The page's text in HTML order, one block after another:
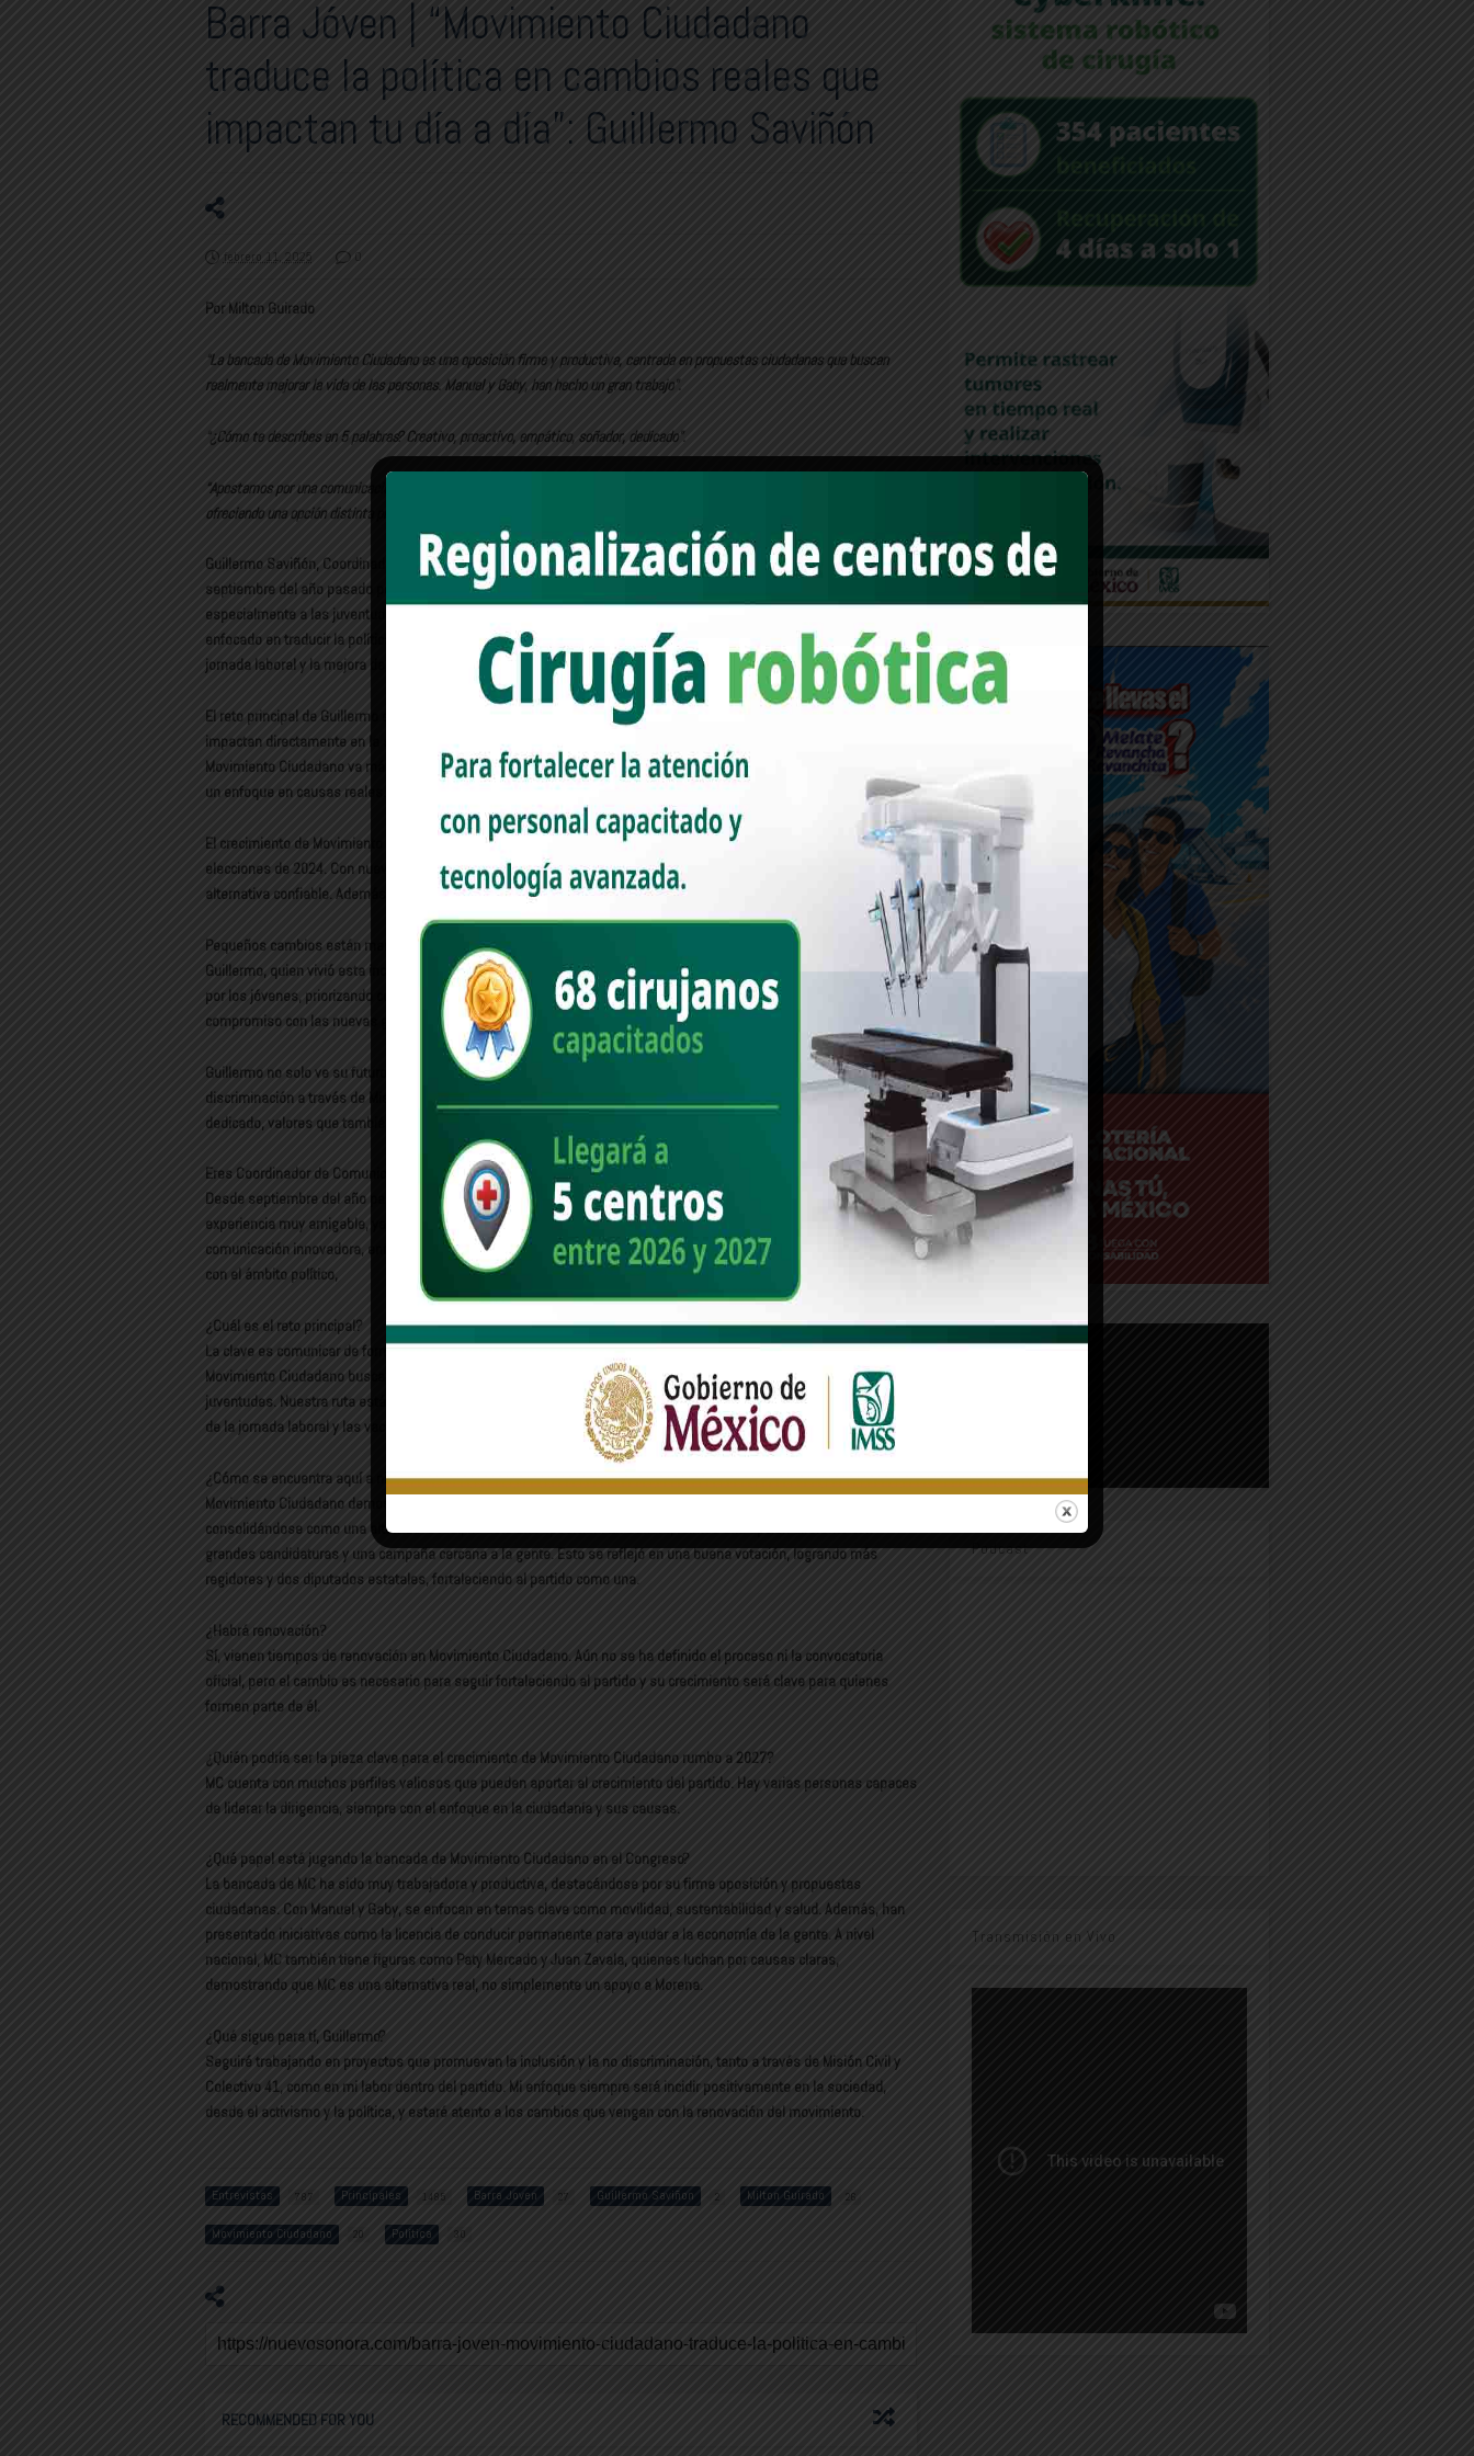
Barra Jóven | “Movimiento Ciudadano
traduce la política en cambios reales que
impactan tu día a día”: Guillermo Saviñón
febrero 11, 2025 0
Por Milton Guirado
“La bancada de Movimiento Ciudadano es una oposición firme y productiva, centrada en propuestas ciudadanas que buscan
realmente mejorar la vida de las personas. Manuel y Gaby, han hecho un gran trabajo”.
“¿Cómo te describes en 5 palabras? Creativo, proactivo, empático, soñador, dedicado”.
“Apostamos por una comunicación innovadora que conecte con las nuevas generaciones y trascienda más allá de la política,
ofreciendo una opción distinta principalmente para las juventudes”.
Guillermo Saviñón, Coordinador de Comunicación de Movimiento Ciudadano, ha destacado desde su llegada en
septiembre del año pasado por su enfoque creativo e innovador. En su gestión, ha buscado conectar a la sociedad,
especialmente a las juventudes, con la política de una manera clara y comprensible. Movimiento Ciudadano se ha
enfocado en traducir la política en acciones concretas y relevantes para la vida diaria, como la reducción de la
jornada laboral y la mejora de las vacaciones dignas.
El reto principal de Guillermo es evitar que la política se perciba como algo lejano, mostrando cómo las decisiones
impactan directamente en la sociedad. Aunque ha habido críticas sobre el uso de redes sociales, él señala que
Movimiento Ciudadano va más allá de eso, construyendo una alternativa real, sin recurrir a dádivas, y manteniendo
un enfoque en causas reales.
El crecimiento de Movimiento Ciudadano en Sonora ha sido evidente, obteniendo buenos resultados en las
elecciones de 2024. Con nuevos regidores y dos diputados estatales, el partido sigue consolidándose como una
alternativa confiable. Además, está en proceso de renovación, lo que será crucial para su futuro rumbo a 2027.
Pequeños cambios están marcando el camino para que las juventudes sean protagonistas dentro del partido.
Guillermo, quien vivió esta inclusión de primera mano, destaca que Movimiento Ciudadano ha apostado fuertemente
por los jóvenes, priorizando cuadros como Manuel Scott y Carolina Tesisteco, lo que demuestra un verdadero
compromiso con las nuevas generaciones.
Guillermo no solo ve su futuro dentro del partido, sino también trabajando en iniciativas de inclusión y no
discriminación a través de Misión Civil y Colectivo 41. Se describe como creativo, proactivo, empático, soñador y
dedicado, valores que también ha aplicado en su labor política.
Eres Coordinador de Comunicación, ¿Cómo te va?
Desde septiembre del año pasado estoy a cargo del área de comunicación en Movimiento Ciudadano. Ha sido una
experiencia muy amigable, ya que es un espacio donde la creatividad es clave. MC se ha destacado por una
comunicación innovadora, enfocada en las nuevas generaciones y en conectar con la sociedad en general, no solo
con el ámbito político,
¿Cuál es el reto principal?
La clave es comunicar de forma clara y cercana cómo las decisiones políticas impactan en la vida diaria. En
Movimiento Ciudadano buscamos traducir la política en algo comprensible y relevante, especialmente para las
juventudes. Nuestra ruta está basada en causas y necesidades reales, con resultados concretos, como la reducción
de la jornada laboral y las vacaciones dignas. Queremos que la gente vea que la política sí transforma su día a día.
¿Cómo se encuentra aquí a nivel estatal y cómo le ha ido después de esta elección?
Movimiento Ciudadano demostró su crecimiento en 2024, obteniendo 11 millones de votos a nivel nacional y
consolidándose como una alternativa real, no solo una oposición. En Sonora, fuimos una opción diferente con
grandes candidaturas y una campaña cercana a la gente. Esto se reflejó en una buena votación, logrando más
regidores y dos diputados estatales, fortaleciendo al partido como una.
¿Habrá renovación?
Sí, vienen tiempos de renovación en Movimiento Ciudadano. Aún no se ha definido el proceso ni la convocatoria
oficial, pero el cambio es necesario para seguir fortaleciendo al partido y su crecimiento será clave para quienes
formen parte de él.
¿Quién podría ser la pieza clave para el crecimiento de Movimiento Ciudadano rumbo a 2027?
MC cuenta con muchos perfiles valiosos que pueden aportar al crecimiento del partido. Hay varias personas capaces
de liderar la dirigencia, siempre con el enfoque en la ciudadanía y sus causas.
¿Qué papel está jugando la bancada de Movimiento Ciudadano en el Congreso?
La bancada de MC ha sido muy trabajadora y productiva, destacándose por su firme oposición y propuestas
ciudadanas. Con Manuel y Gaby, se enfocan en temas clave como movilidad, sustentabilidad y salud. Además, han
presentado iniciativas como la licencia de conducir permanente para ayudar a la economía de la gente. A nivel
nacional, MC también tiene figuras como Paty Mercado y Juan Zavala, quienes luchan por causas claras,
demostrando que MC es una alternativa real, no simplemente un apoyo a Morena.
¿Qué sigue para tí, Guillermo?
Seguiré trabajando en proyectos que promuevan la inclusión y la no discriminación, tanto a través de Misión Civil y
Colectivo 41, como en mi labor dentro del partido. Mi enfoque siempre será incidir positivamente en la sociedad,
desde el activismo y la política, y estaré atento a los cambios que vengan con la renovación del movimiento.
Entrevistas 787 Principales 1485 Barra Joven 27 Guillermo Saviñon 2 Milton Guirado 26
Movimiento Ciudadano 20 Política 30
RECOMMENDED FOR YOU
Podcast
Transmisión en Vivo